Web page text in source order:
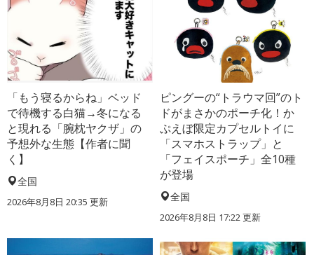
「もう寝るからね」ベッド
で待機する白猫→冬になる
と現れる「腕枕ヤクザ」の
予想外な生態【作者に聞
く】
全国
2026年8月8日 20:35 更新
ピングーの“トラウマ回”のト
ドがまさかのポーチ化！か
ぷえぼ限定カプセルトイに
「スマホストラップ」と
「フェイスポーチ」全10種
が登場
全国
2026年8月8日 17:22更新